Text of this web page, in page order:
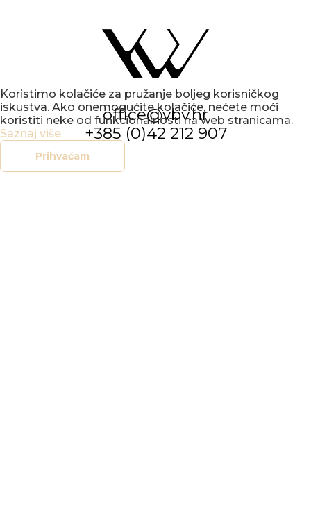
office@vbv.hr
+385 (0)42 212 907
Koristimo kolačiće za pružanje boljeg korisničkog
iskustva. Ako onemogućite kolačiće, nećete moći
koristiti neke od funkcionalnosti na web stranicama.
Saznaj više
Prihvaćam